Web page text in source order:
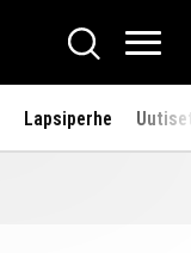
Hae
Lapsiperhe